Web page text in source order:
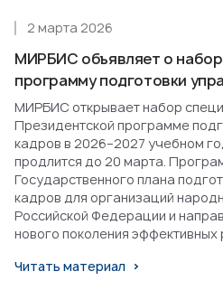
МИРБИС объявляет о
программу подготовки
2 марта 2026
МИРБИС открывает набор
Президентской программе
кадров в 2026–2027 учебном
продлится до 20 марта.
Государственного плана
кадров для организаций
Российской Федерации и
нового поколения эффективных
Читать материал